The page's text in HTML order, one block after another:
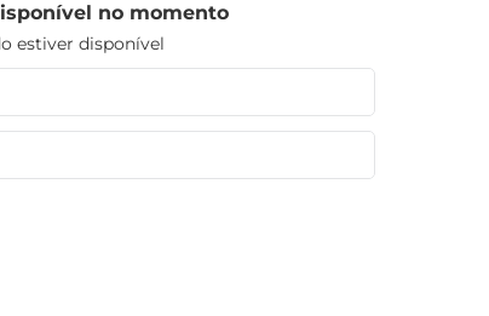
no momento
estiver disponível